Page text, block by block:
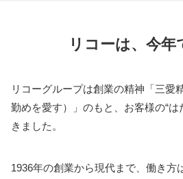
リコーは、今年
リコーグループは創業の精神「三愛
勤めを愛す）」のもと、お客様の“は
きました。
1936年の創業から現代まで、働き方